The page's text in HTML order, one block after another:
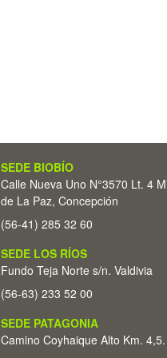
SEDE BIOBÍO
Calle Nueva Uno N°3570 Lt. 4
de La Paz, Concepción
(56-41) 285 32 60
SEDE LOS RÍOS
Fundo Teja Norte s/n. Valdivia
(56-63) 233 52 00
SEDE PATAGONIA
Camino Coyhaique Alto Km.